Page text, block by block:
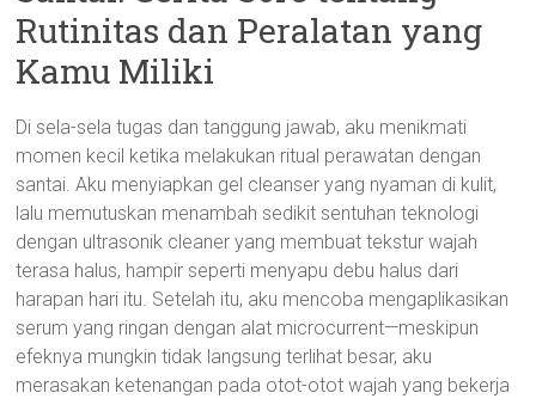
Rutinitas dan Peralatan yang
Kamu Miliki
Di sela-sela tugas dan tanggung jawab, aku menikmati
momen kecil ketika melakukan ritual perawatan dengan
santai. Aku menyiapkan gel cleanser yang nyaman di kulit,
lalu memutuskan menambah sedikit sentuhan teknologi
dengan ultrasonik cleaner yang membuat tekstur wajah
terasa halus, hampir seperti menyapu debu halus dari
harapan hari itu. Setelah itu, aku mencoba mengaplikasikan
serum yang ringan dengan alat microcurrent—meskipun
efeknya mungkin tidak langsung terlihat besar, aku
merasakan ketenangan pada otot-otot wajah yang bekerja